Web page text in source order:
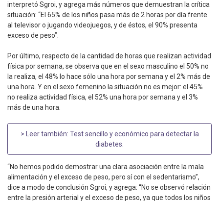
interpretó Sgroi, y agrega más números que demuestran la crítica
situación: “El 65% de los niños pasa más de 2 horas por día frente
al televisor o jugando videojuegos, y de éstos, el 90% presenta
exceso de peso”.
Por último, respecto de la cantidad de horas que realizan actividad
física por semana, se observa que en el sexo masculino el 50% no
la realiza, el 48% lo hace sólo una hora por semana y el 2% más de
una hora. Y en el sexo femenino la situación no es mejor: el 45%
no realiza actividad física, el 52% una hora por semana y el 3%
más de una hora.
> Leer también: Test sencillo y económico para detectar la
diabetes
“No hemos podido demostrar una clara asociación entre la mala
alimentación y el exceso de peso, pero sí con el sedentarismo”,
dice a modo de conclusión Sgroi, y agrega: “No se observó relación
entre la presión arterial y el exceso de peso, ya que todos los niños